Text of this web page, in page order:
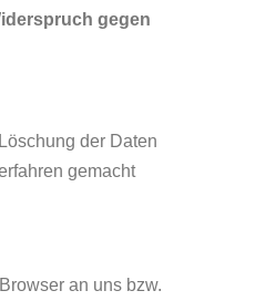
gegen
der Daten
gemacht
an uns bzw.